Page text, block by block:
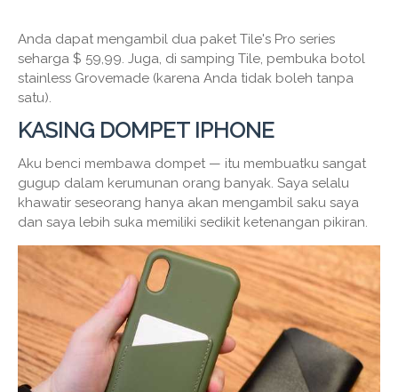
Anda dapat mengambil dua paket Tile's Pro series
seharga $ 59,99. Juga, di samping Tile, pembuka botol
stainless Grovemade (karena Anda tidak boleh tanpa
satu).
KASING DOMPET IPHONE
Aku benci membawa dompet — itu membuatku sangat
gugup dalam kerumunan orang banyak. Saya selalu
khawatir seseorang hanya akan mengambil saku saya
dan saya lebih suka memiliki sedikit ketenangan pikiran.